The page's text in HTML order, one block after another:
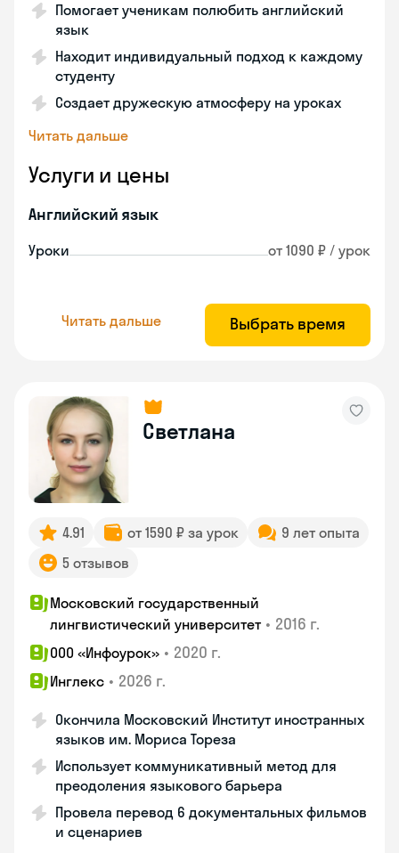
Помогает ученикам полюбить английский
язык
Находит индивидуальный подход к каждому
студенту
Создает дружескую атмосферу на уроках
Читать дальше
Услуги и цены
Английский язык
Уроки от 1090 ₽ / урок
Читать дальше Выбрать время
Светлана
4.91 от 1590 ₽ за урок
9 лет опыта
5 отзывов
Московский государственный
лингвистический университет • 2016 г.
ООО «Инфоурок» • 2020 г.
Инглекс • 2026 г.
Окончила Московский Институт иностранных
языков им. Мориса Тореза
Использует коммуникативный метод для
преодоления языкового барьера
Провела перевод 6 документальных фильмов
и сценариев